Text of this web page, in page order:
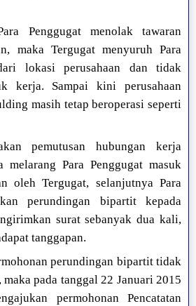
Penggugat menolak tawaran
maka Tergugat menyuruh Para
lokasi perusahaan dan tidak
kerja. Sampai kini perusahaan
masih tetap beroperasi seperti
pemutusan hubungan kerja
melarang Para Penggugat masuk
oleh Tergugat, selanjutnya Para
perundingan bipartit kepada
surat sebanyak dua kali,
tanggapan.
perundingan bipartit tidak
maka pada tanggal 22 Januari 2015
permohonan Pencatatan